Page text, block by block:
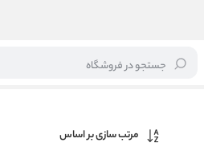
جستجو در فروشگاهخانه/ برند ها/ مای لمینیشن
مرتب سازی بر اساس